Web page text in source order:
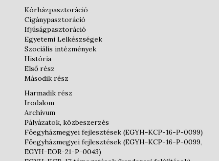
Kórházpasztoráció
Cigánypasztoráció
Ifjúságpasztoráció
Egyetemi Lelkészségek
Szociális intézmények
História
Első rész
Második rész
Harmadik rész
Irodalom
Archívum
Pályázatok, közbeszerzés
Főegyházmegyei fejlesztések (EGYH-KCP-16-P-0099)
Főegyházmegyei fejlesztések (EGYH-KCP-16-P-0099,
EGYH-EOR-21-P-0043)